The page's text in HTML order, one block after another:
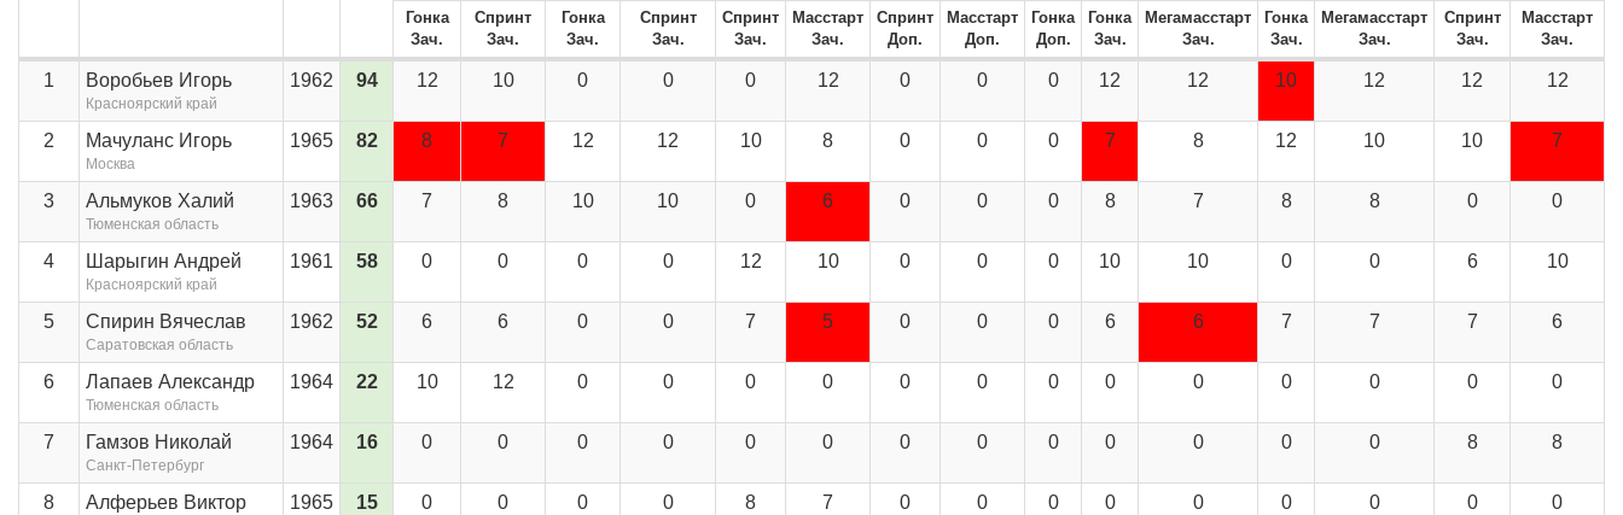
Гонка
Зач.
Спринт
Зач.
Гонка
Зач.
Спринт
Зач.
Спринт
Зач.
Масстарт
Зач.
Спринт
Доп.
Масстарт
Доп.
Гонка
Доп.
Гонка
Зач.
Мегамасстарт
Зач.
Гонка
Зач.
Мегамасстарт
Зач.
Спринт
Зач.
Масстарт
Зач.
1 Воробьев Игорь
Красноярский край
1962 94 12 10 0 0 0 12 0 0 0 12 12 10 12 12 12
2 Мачуланс Игорь
Москва
1965 82 8 7 12 12 10 8 0 0 0 7 8 12 10 10 7
3 Альмуков Халий
Тюменская область
1963 66 7 8 10 10 0 6 0 0 0 8 7 8 8 0 0
4 Шарыгин Андрей
Красноярский край
1961 58 0 0 0 0 12 10 0 0 0 10 10 0 0 6 10
5 Спирин Вячеслав
Саратовская область
1962 52 6 6 0 0 7 5 0 0 0 6 6 7 7 7 6
6 Лапаев Александр
Тюменская область
1964 22 10 12 0 0 0 0 0 0 0 0 0 0 0 0 0
7 Гамзов Николай
Санкт-Петербург
1964 16 0 0 0 0 0 0 0 0 0 0 0 0 0 8 8
8 Алферьев Виктор 1965 15 0 0 0 0 8 7 0 0 0 0 0 0 0 0 0